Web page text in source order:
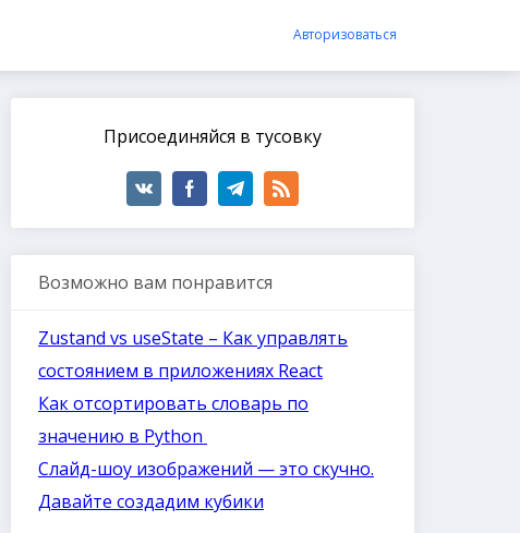
Авторизоваться
Присоединяйся в тусовку
Возможно вам понравится
Zustand vs useState – Как управлять
состоянием в приложениях React
Как отсортировать словарь по
значению в Python
Слайд-шоу изображений — это скучно.
Давайте создадим кубики